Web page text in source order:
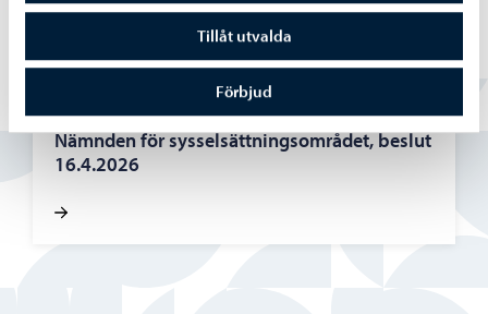
Tillåt utvalda
Förbjud
-16.04.2026
Nämnden för sysselsättningsområdet, beslut
16.4.2026